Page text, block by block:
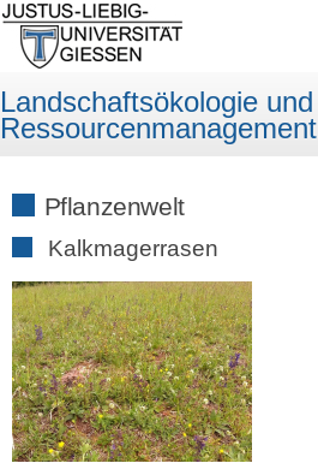
Landschaftsökologie und
Ressourcenmanagement
Pflanzenwelt
Kalkmagerrasen